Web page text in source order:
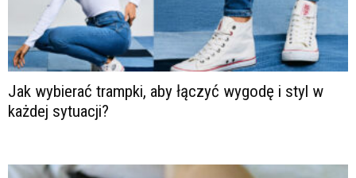
Jak wybierać trampki, aby łączyć wygodę i styl w
każdej sytuacji?